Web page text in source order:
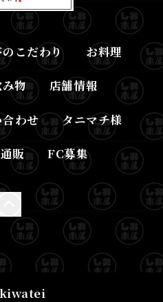
こだわり お料理
物 店舗情報
わせ タニマチ様
通販 FC募集